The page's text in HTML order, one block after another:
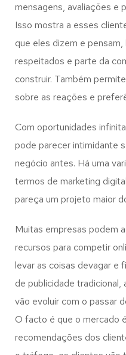
mensagens, avaliações e
Isso mostra a esses
que eles dizem e
respeitados e parte da
construir. Também
sobre as reações e
Com oportunidades
pode parecer intimidante
negócio antes. Há uma
termos de marketing
pareça um projeto maior
Muitas empresas podem
recursos para competir
levar as coisas devagar e
de publicidade
vão evoluir com o passar
O facto é que o mercado
recomendações dos